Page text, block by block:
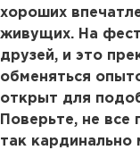
хороших
живущих. На
друзей, и это
обменяться
открыт для
Поверьте, не все
так кардинально